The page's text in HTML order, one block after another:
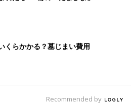
くらかかる？墓じまい費用
Recommended by